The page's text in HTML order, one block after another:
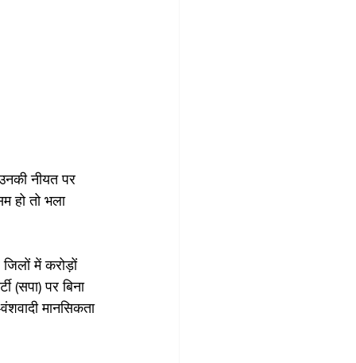
नीयत पर
हो तो भला
में करोड़ों
(सपा) पर बिना
मानसिकता